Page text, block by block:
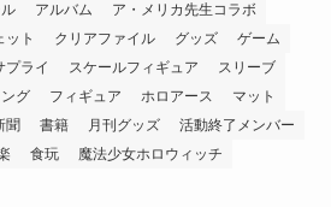
アルバム
ア・メリカ先生コラボ
ット クリアファイル グッズ
ゲーム
プライ スケールフィギュア
スリーブ
グ フィギュア ホロアース
マット
聞 書籍 月刊グッズ
活動終了メンバー
食玩 魔法少女ホロウィッチ